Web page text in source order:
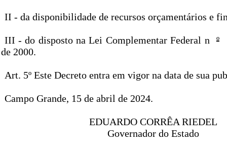
II - da disponibilidade de recursos orçamentários e
III - do disposto na Lei Complementar Federal n º
de 2000.
Art. 5º Este Decreto entra em vigor na data de sua
Campo Grande, 15 de abril de 2024.
EDUARDO CORRÊA RIEDEL
Governador do Estado